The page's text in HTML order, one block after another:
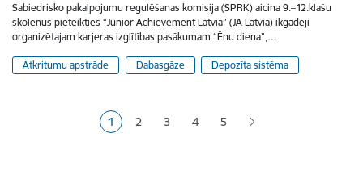
Sabiedrisko pakalpojumu regulēšanas komisija (SPRK) aicina 9.–12.klašu
skolēnus pieteikties “Junior Achievement Latvia” (JA Latvia) ikgadēji
organizētajam karjeras izglītības pasākumam “Ēnu diena”,…
Atkritumu apstrāde Dabasgāze Depozīta sistēma
Pašreizējā lapa
1 Lapa
2 Lapa
3 Lapa
4 Lapa
5